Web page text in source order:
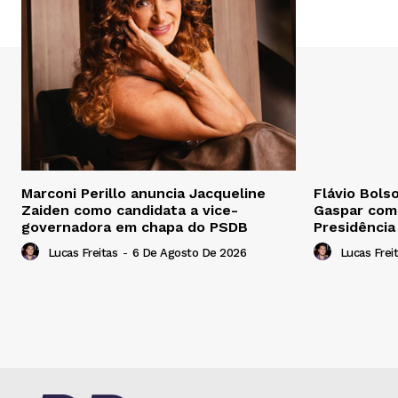
Marconi Perillo anuncia Jacqueline
Zaiden como candidata a vice-
governadora em chapa do PSDB
Lucas Freitas - 6 De Agosto De 2026
Flávio
Gaspar
Lucas